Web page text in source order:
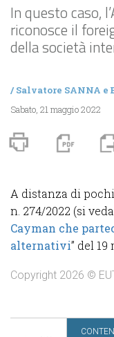
In questo caso,
riconosce il
della società
/Salvatore SANNA e
Sabato, 21 maggio 2022
A distanza di
n. 274/2022 (si veda
Cayman che
alternativi” del 19
Copyright 2026 ©